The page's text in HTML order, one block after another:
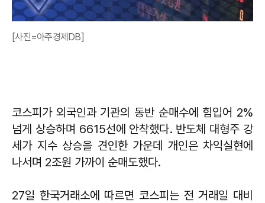
[사진=아주경제DB]
코스피가 외국인과 기관의 동반 순매수에 힘입어 2%
넘게 상승하며 6615선에 안착했다. 반도체 대형주 강
세가 지수 상승을 견인한 가운데 개인은 차익실현에
나서며 2조원 가까이 순매도했다.
27일 한국거래소에 따르면 코스피는 전 거래일 대비